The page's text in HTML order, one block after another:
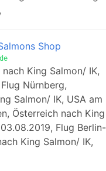
Shop
King Salmon/ IK,
Nürnberg,
Salmon/ IK, USA am
Österreich nach King
Flug Berlin-
King Salmon/ IK,